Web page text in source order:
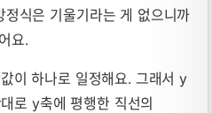
식은 기울기라는 게 없으니까
요.
이 하나로 일정해요. 그래서 y
로 y축에 평행한 직선의